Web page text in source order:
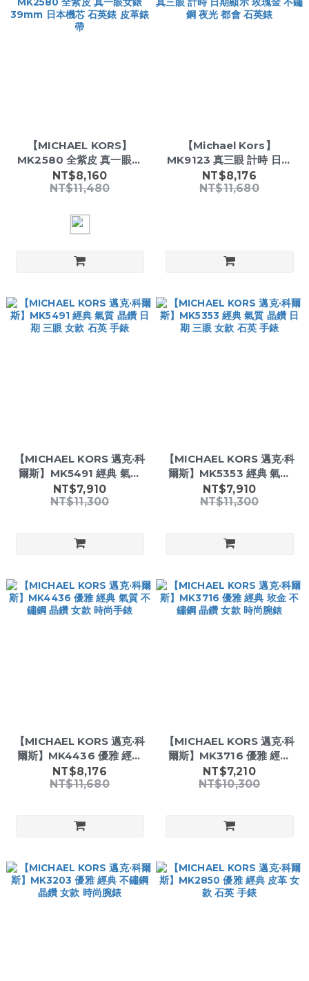
【MICHAEL KORS】
MK2580 全紫皮 真一眼女
錶 39mm 日本機芯 石英錶
皮革錶帶
NT$8,160
NT$11,480
【Michael Kors】
MK9123 真三眼 計時 日期
顯示 玫瑰金 不鏽鋼 夜光 都
會 石英錶
NT$8,176
NT$11,680
【MICHAEL KORS 邁克·科
爾斯】MK5491 經典 氣質
晶鑽 日期 三眼 女款 石英 手
錶
NT$7,910
NT$11,300
【MICHAEL KORS 邁克·科
爾斯】MK5353 經典 氣質
晶鑽 日期 三眼 女款 石英 手
錶
NT$7,910
NT$11,300
【MICHAEL KORS 邁克·科
爾斯】MK4436 優雅 經典
氣質 不鏽鋼 晶鑽 女款 時尚
手錶
NT$8,176
NT$11,680
【MICHAEL KORS 邁克·科
爾斯】MK3716 優雅 經典
玫金 不鏽鋼 晶鑽 女款 時尚
腕錶
NT$7,210
NT$10,300